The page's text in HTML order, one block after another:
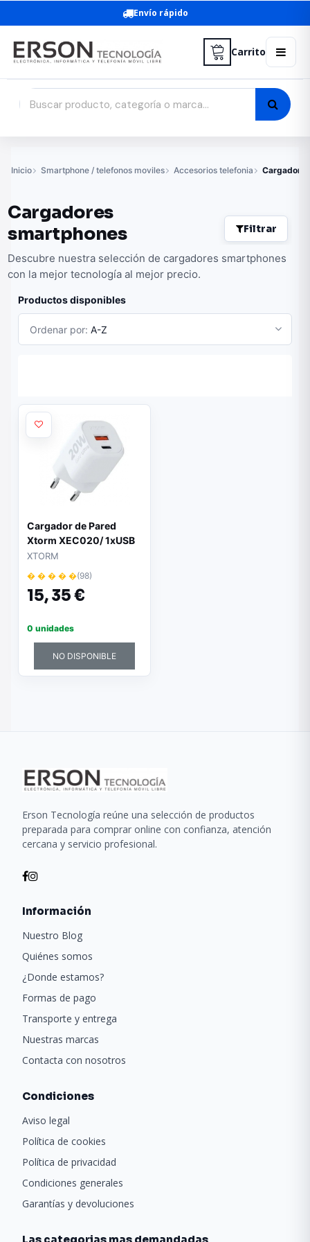
Envío rápido
Carrito
Inicio Smartphone / telefonos moviles Accesorios telefonia
Cargadores
smartphones
Filtrar
Descubre nuestra selección de cargadores smartphones
con la mejor tecnología al mejor precio.
Productos disponibles
Ordenar por: A-Z
Cargador de Pared
Xtorm XEC020/ 1xUSB
Tipo-C/ 1xUSB/ 20W
XTORM
� � � � �(98)
15,35 €
0 unidades
NO DISPONIBLE
Erson Tecnología reúne una selección de productos
preparada para comprar online con confianza, atención
cercana y servicio profesional.
Información
Nuestro Blog
Quiénes somos
¿Donde estamos?
Formas de pago
Transporte y entrega
Nuestras marcas
Contacta con nosotros
Condiciones
Aviso legal
Política de cookies
Política de privacidad
Condiciones generales
Garantías y devoluciones